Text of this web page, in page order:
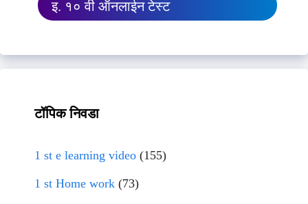
इ. १० वी ऑनलाईन टेस्ट
टॉपिक निवडा
1 st e learning video (155)
1 st Home work (73)